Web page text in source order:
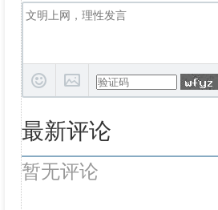
最新评论
暂无评论